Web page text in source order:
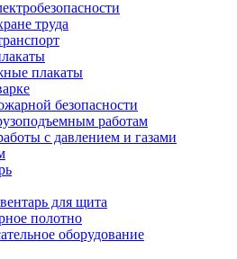
труда
плакаты
безопасности
работам
с давлением и газами
для щита
полотно
оборудование